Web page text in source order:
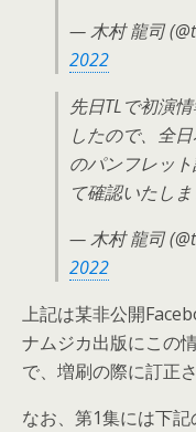
— 木村 龍司
2022
先日TLで初演
したので、全
のパンフレッ
て確認いたしま
— 木村 龍司
2022
上記は某非公開
ナムジカ出版にこの
で、増刷の際に訂正
なお、第1集には下